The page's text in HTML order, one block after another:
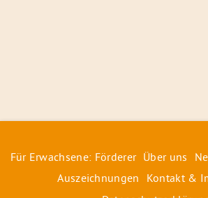
Für Erwachsene: Förderer Über uns
Auszeichnungen
Kontakt &